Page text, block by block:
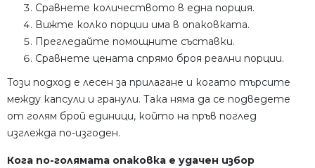
Сравнете количеството в една порция.
Вижте колко порции има в опаковката.
Прегледайте помощните съставки.
Сравнете цената спрямо броя реални порции.
Този подход е лесен за прилагане и когато търсите
между капсули и гранули. Така няма да се подведете
от голям брой единици, който на пръв поглед
изглежда по-изгоден.
Кога по-голямата опаковка е удачен избор